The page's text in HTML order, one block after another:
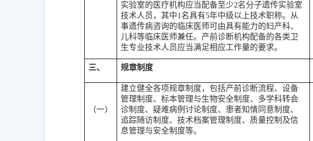
实验室的医疗机构应当配备至少2名分子遗传实验室
技术人员，其中1名具有5年中级以上技术职称。从
事遗传病咨询的临床医师可由具有能力的妇产科、
儿科等临床医师兼任。产前诊断机构配备的各类卫
生专业技术人员应当满足相应工作量的要求。
三、 规章制度
（一）
建立健全各项规章制度，包括产前诊断流程、设备
管理制度、标本管理与生物安全制度、多学科转会
诊制度、疑难病例讨论制度、患者知情同意制度、
追踪随访制度、技术档案管理制度、质量控制及信
息管理与安全制度等。